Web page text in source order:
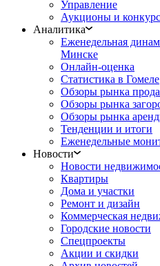
Управление
Аукционы и
Аналитика
Еженедельная
Минске
Онлайн-оценка
Статистика в Гомеле
Обзоры рынка
Обзоры рынка
Обзоры рынка
Тенденции и итоги
Еженедельные
Новости
Новости
Квартиры
Дома и участки
Ремонт и дизайн
Коммерческая
Городские новости
Спецпроекты
Акции и скидки